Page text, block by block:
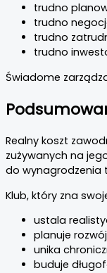
trudno
trudno
trudno
trudno
Świadome
Realny koszt
zużywanych na
do wynagrodzenia
Klub, który zna
ustala
planuje
unika
buduje